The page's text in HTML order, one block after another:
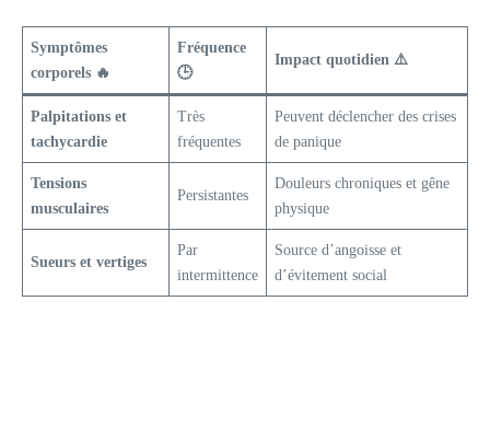
Symptômes
corporels 🔥
Fréquence
🕒
Impact quotidien ⚠️
Palpitations et
tachycardie
Très
fréquentes
Peuvent déclencher des crises
de panique
Tensions
musculaires
Persistantes
Douleurs chroniques et gêne
physique
Sueurs et vertiges
Par
intermittence
Source d’angoisse et
d’évitement social